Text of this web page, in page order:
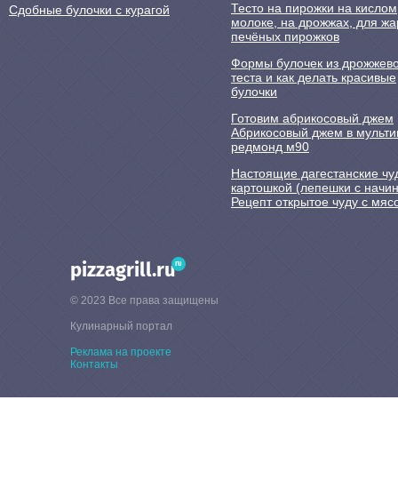
Сдобные булочки с курагой
Тесто на пирожки на кислом
молоке, на дрожжах, для
печёных пирожков
Формы булочек из
теста и как делать красивые
булочки
Готовим абрикосовый джем
Абрикосовый джем в
редмонд м90
Настоящие дагестанские
картошкой (лепешки с
Рецепт открытое чуду с
pizzagrill.ruru
© 2023 Все права защищены
Кулинарный портал
Реклама на проекте
Контакты